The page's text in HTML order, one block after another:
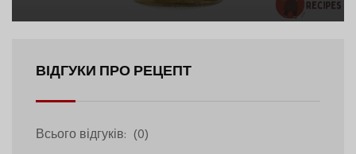
ВІДГУКИ ПРО РЕЦЕПТ
Всього відгуків: (0)